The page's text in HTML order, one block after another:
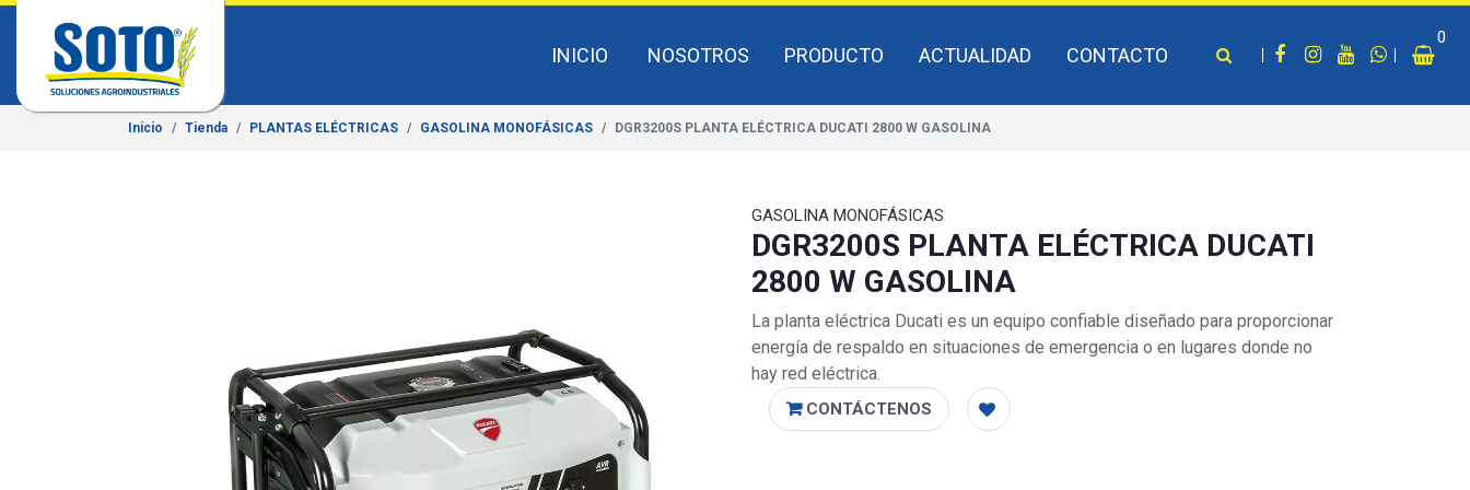
INICIO NOSOTROS PRODUCTO ACTUALIDAD CONTACTO
0
Inicio Tienda PLANTAS ELÉCTRICAS GASOLINA MONOFÁSICAS DGR3200S PLANTA ELÉCTRICA DUCATI 2800 W GASOLINA
GASOLINA MONOFÁSICAS
DGR3200S PLANTA ELÉCTRICA DUCATI
2800 W GASOLINA
La planta eléctrica Ducati es un equipo confiable diseñado para proporcionar
energía de respaldo en situaciones de emergencia o en lugares donde no
hay red eléctrica.
CONTÁCTENOS